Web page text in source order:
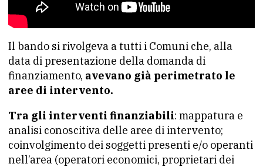
Il bando si rivolgeva a tutti i Comuni che, alla
data di presentazione della domanda di
finanziamento, avevano già perimetrato le
aree di intervento.
Tra gli interventi finanziabili: mappatura e
analisi conoscitiva delle aree di intervento;
coinvolgimento dei soggetti presenti e/o operanti
nell’area (operatori economici, proprietari dei